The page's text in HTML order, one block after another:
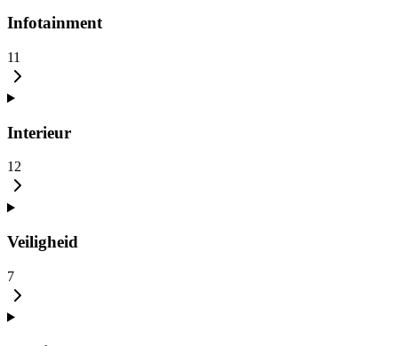
Infotainment
11
Interieur
12
Veiligheid
7